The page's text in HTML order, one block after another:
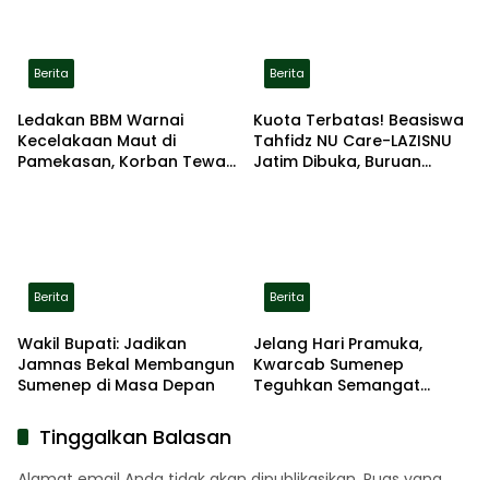
Berita
Ledakan BBM Warnai
Kecelakaan Maut di
Pamekasan, Korban Tewas
Berita
Kuota Terbatas! Beasiswa
Tahfidz NU Care-LAZISNU
Jatim Dibuka, Buruan
Berita
Wakil Bupati: Jadikan
Jamnas Bekal Membangun
Sumenep di Masa Depan
Berita
Jelang Hari Pramuka,
Kwarcab Sumenep
Teguhkan Semangat
Tinggalkan Balasan